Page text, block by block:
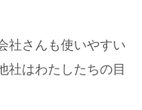
社さんも使いやすい
社はわたしたちの目